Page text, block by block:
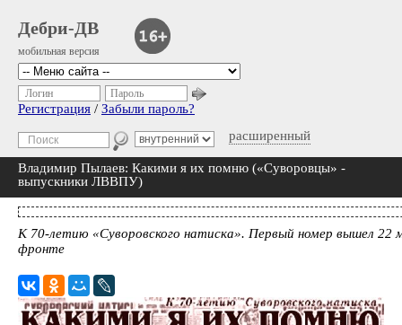
Дебри-ДВ
мобильная версия
расширенный
Логин Пароль
Регистрация / Забыли пароль?
Владимир Пылаев: Какими я их помню («Суворовцы» -
выпускники ЛВВПУ)
К 70-летию «Суворовского натиска». Первый номер вышел 22
фронте